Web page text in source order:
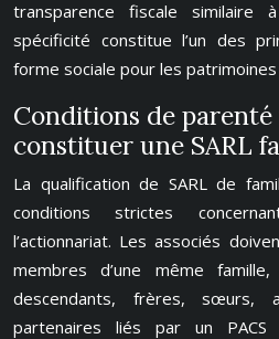
transparence fiscale similaire
spécificité constitue l’un des
forme sociale pour les patrimoines
Conditions de
constituer une SARL
La qualification de SARL de
conditions strictes
l’actionnariat. Les associés
membres d’une même
descendants, frères, sœurs,
partenaires liés par un